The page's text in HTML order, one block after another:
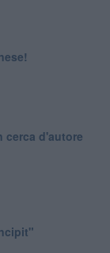
cerca d'autore